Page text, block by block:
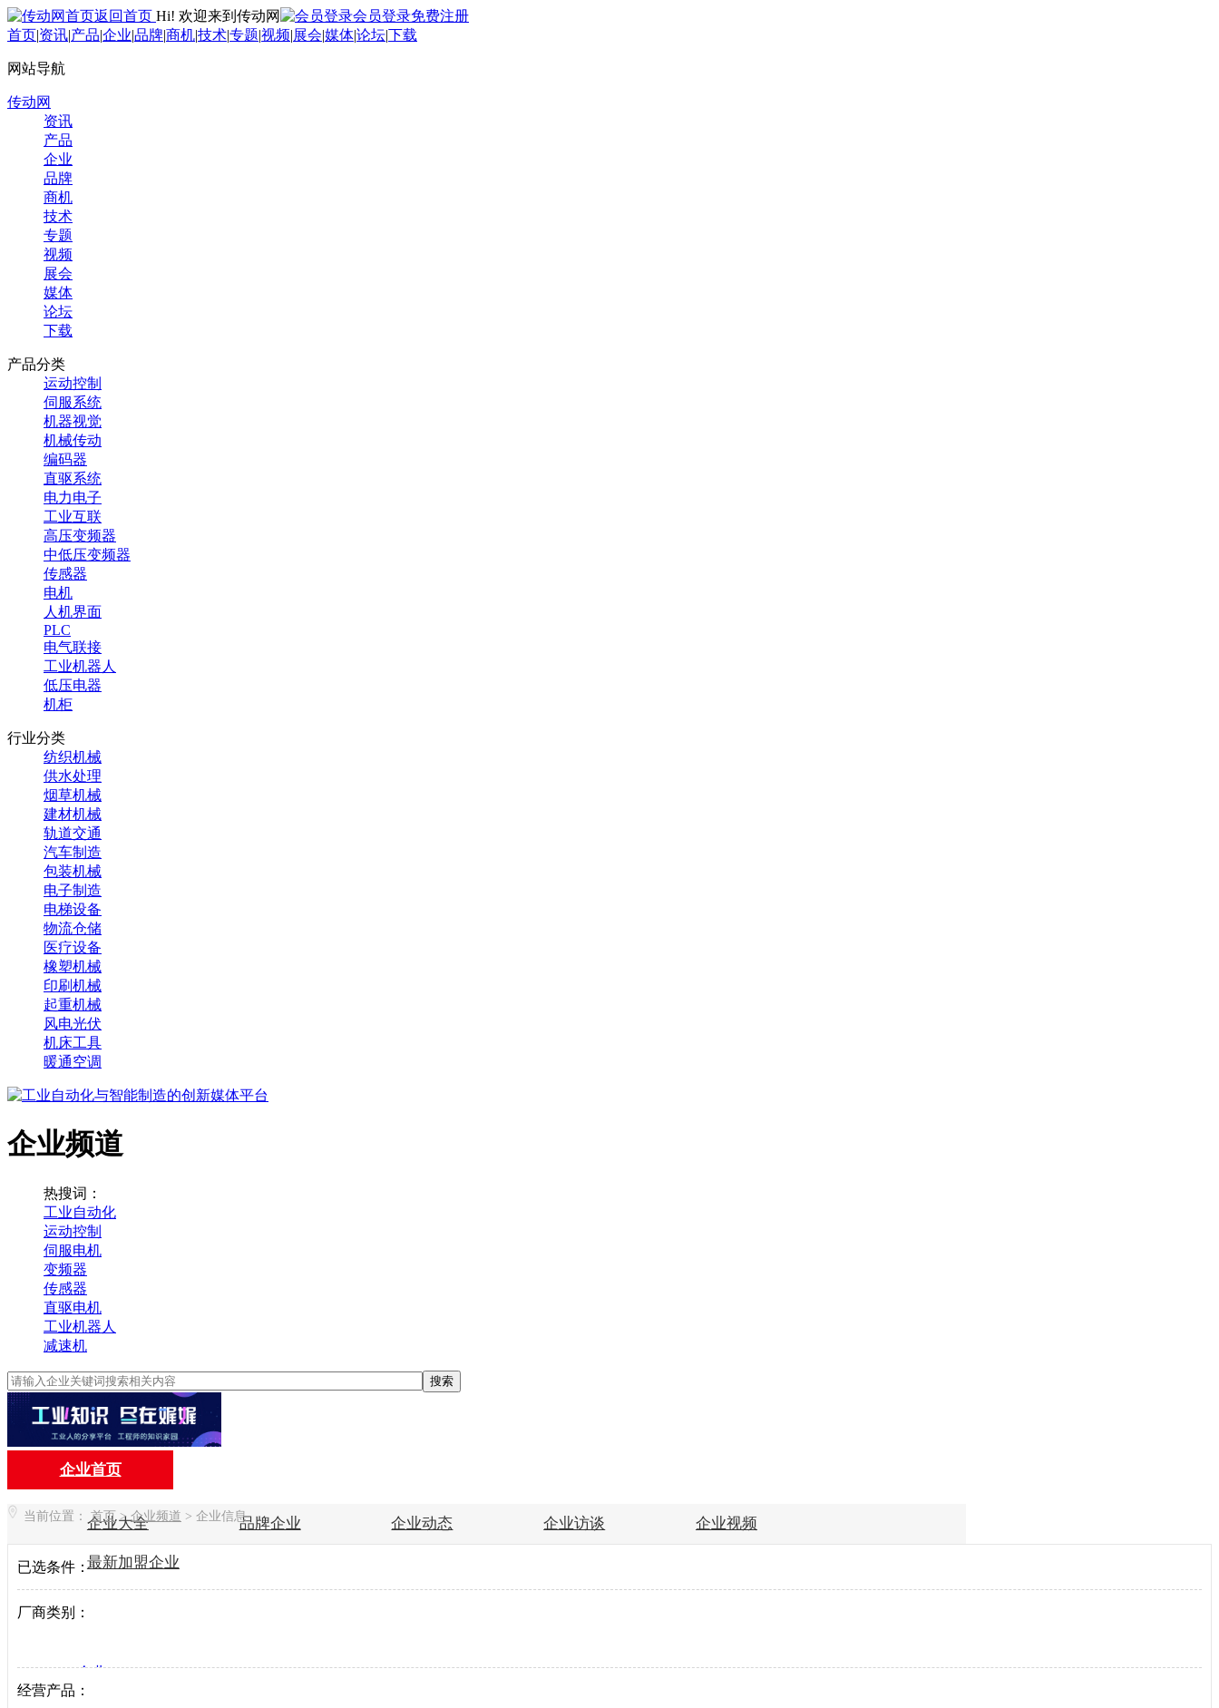
返回首页 Hi! 欢迎来到传动网 会员登录免费注册
首页|资讯|产品|企业|品牌|商机|技术|专题|视频|展会|媒体|论坛|下载
网站导航
传动网
资讯
产品
企业
品牌
商机
技术
专题
视频
展会
媒体
论坛
下载
产品分类
运动控制
伺服系统
机器视觉
机械传动
编码器
直驱系统
电力电子
工业互联
高压变频器
中低压变频器
传感器
电机
人机界面
PLC
电气联接
工业机器人
低压电器
机柜
行业分类
纺织机械
供水处理
烟草机械
建材机械
轨道交通
汽车制造
包装机械
电子制造
电梯设备
物流仓储
医疗设备
橡塑机械
印刷机械
起重机械
风电光伏
机床工具
暖通空调
企业频道
热搜词：
工业自动化
运动控制
伺服电机
变频器
传感器
直驱电机
工业机器人
减速机
搜索
企业首页
企业大全 品牌企业 企业动态 企业访谈 企业视频
最新加盟企业
当前位置： 首页 > 企业频道 > 企业信息
已选条件：
厂商类别：
VIP企业
生产商
经营产品：